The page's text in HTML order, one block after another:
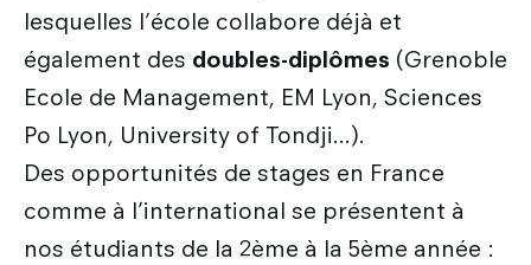
lesquelles l’école collabore déjà et
également des doubles-diplômes (Grenoble
Ecole de Management, EM Lyon, Sciences
Po Lyon, University of Tondji…).
Des opportunités de stages en France
comme à l’international se présentent à
nos étudiants de la 2ème à la 5ème année :